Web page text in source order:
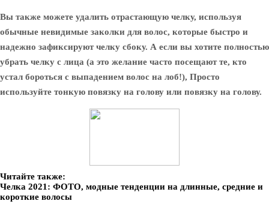
Вы также можете удалить отрастающую челку, используя
обычные невидимые заколки для волос, которые быстро и
надежно зафиксируют челку сбоку. А если вы хотите полностью
убрать челку с лица (а это желание часто посещают те, кто
устал бороться с выпадением волос на лоб!), Просто
используйте тонкую повязку на голову или повязку на голову.
Читайте также:
Челка 2021: ФОТО, модные тенденции на длинные, средние и
короткие волосы